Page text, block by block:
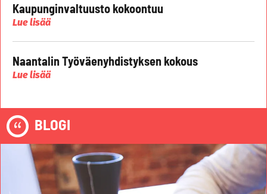
Kaupunginvaltuusto kokoontuu
Lue lisää
Naantalin Työväenyhdistyksen kokous
Lue lisää
BLOGI